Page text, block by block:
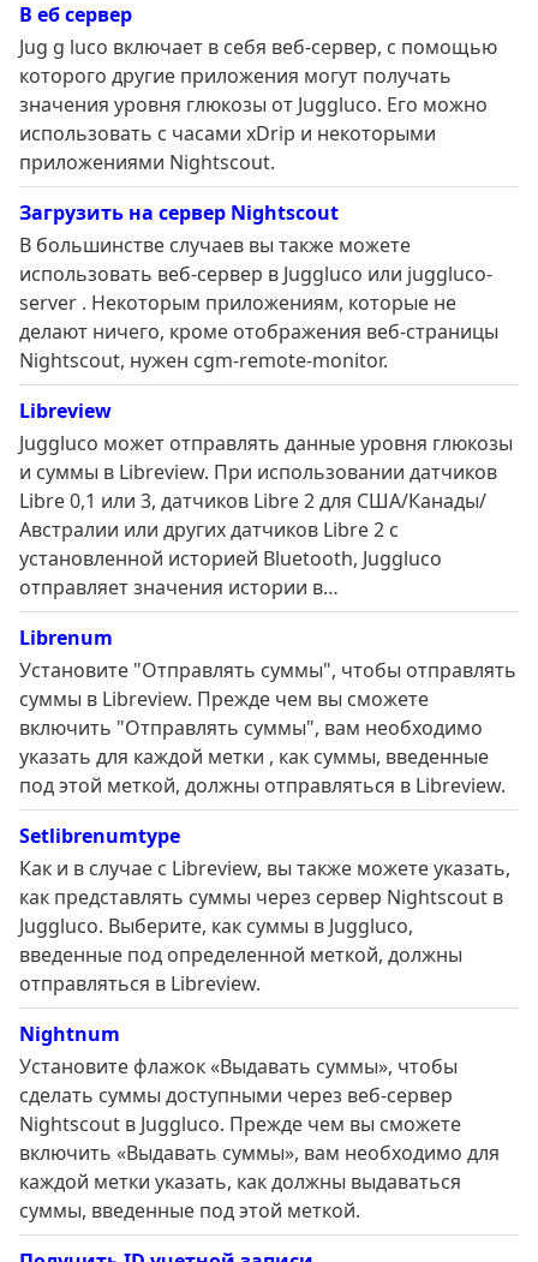
В еб сервер
Jug g luco включает в себя веб-сервер, с помощью
которого другие приложения могут получать
значения уровня глюкозы от Juggluco. Его можно
использовать с часами xDrip и некоторыми
приложениями Nightscout.
Загрузить на сервер Nightscout
В большинстве случаев вы также можете
использовать веб-сервер в Juggluco или juggluco-
server . Некоторым приложениям, которые не
делают ничего, кроме отображения веб-страницы
Nightscout, нужен cgm-remote-monitor.
Libreview
Juggluco может отправлять данные уровня глюкозы
и суммы в Libreview. При использовании датчиков
Libre 0,1 или 3, датчиков Libre 2 для США/Канады/
Австралии или других датчиков Libre 2 с
установленной историей Bluetooth, Juggluco
отправляет значения истории в…
Librenum
Установите "Отправлять суммы", чтобы отправлять
суммы в Libreview. Прежде чем вы сможете
включить "Отправлять суммы", вам необходимо
указать для каждой метки , как суммы, введенные
под этой меткой, должны отправляться в Libreview.
Setlibrenumtype
Как и в случае с Libreview, вы также можете указать,
как представлять суммы через сервер Nightscout в
Juggluco. Выберите, как суммы в Juggluco,
введенные под определенной меткой, должны
отправляться в Libreview.
Nightnum
Установите флажок «Выдавать суммы», чтобы
сделать суммы доступными через веб-сервер
Nightscout в Juggluco. Прежде чем вы сможете
включить «Выдавать суммы», вам необходимо для
каждой метки указать, как должны выдаваться
суммы, введенные под этой меткой.